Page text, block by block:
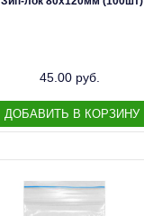
45.00 руб.